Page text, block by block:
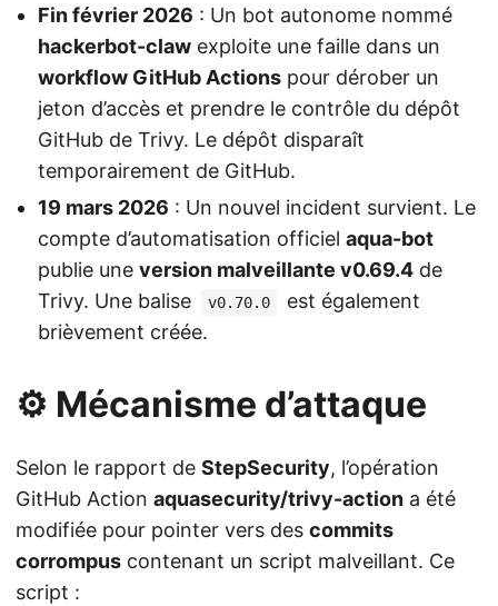
Fin février 2026 : Un bot autonome nommé
hackerbot-claw exploite une faille dans un
workflow GitHub Actions pour dérober un
jeton d’accès et prendre le contrôle du dépôt
GitHub de Trivy. Le dépôt disparaît
temporairement de GitHub.
19 mars 2026 : Un nouvel incident survient. Le
compte d’automatisation officiel aqua-bot
publie une version malveillante v0.69.4 de
Trivy. Une balise
v0.70.0
est également
brièvement créée.
⚙️ Mécanisme d’attaque
Selon le rapport de StepSecurity, l’opération
GitHub Action aquasecurity/trivy-action a été
modifiée pour pointer vers des commits
corrompus contenant un script malveillant. Ce
script :